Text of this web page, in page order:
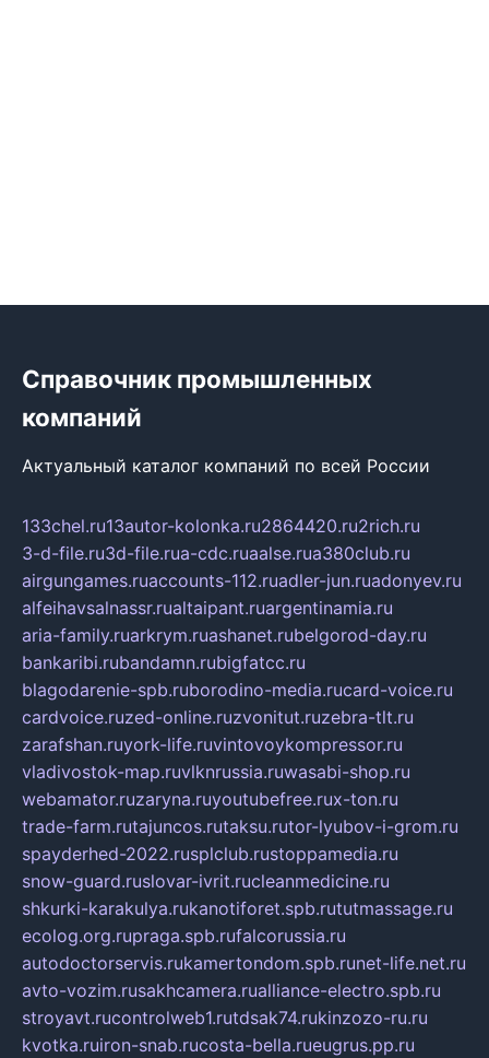
Справочник промышленных
компаний
Актуальный каталог компаний по всей России
133chel.ru13autor-kolonka.ru2864420.ru2rich.ru
3-d-file.ru3d-file.rua-cdc.ruaalse.rua380club.ru
airgungames.ruaccounts-112.ruadler-jun.ruadonyev.ru
alfeihavsalnassr.rualtaipant.ruargentinamia.ru
aria-family.ruarkrym.ruashanet.rubelgorod-day.ru
bankaribi.rubandamn.rubigfatcc.ru
blagodarenie-spb.ruborodino-media.rucard-voice.ru
cardvoice.ruzed-online.ruzvonitut.ruzebra-tlt.ru
zarafshan.ruyork-life.ruvintovoykompressor.ru
vladivostok-map.ruvlknrussia.ruwasabi-shop.ru
webamator.ruzaryna.ruyoutubefree.rux-ton.ru
trade-farm.rutajuncos.rutaksu.rutor-lyubov-i-grom.ru
spayderhed-2022.rusplclub.rustoppamedia.ru
snow-guard.ruslovar-ivrit.rucleanmedicine.ru
shkurki-karakulya.rukanotiforet.spb.rututmassage.ru
ecolog.org.rupraga.spb.rufalcorussia.ru
autodoctorservis.rukamertondom.spb.runet-life.net.ru
avto-vozim.rusakhcamera.rualliance-electro.spb.ru
stroyavt.rucontrolweb1.rutdsak74.rukinzozo-ru.ru
kvotka.ruiron-snab.rucosta-bella.rueugrus.pp.ru